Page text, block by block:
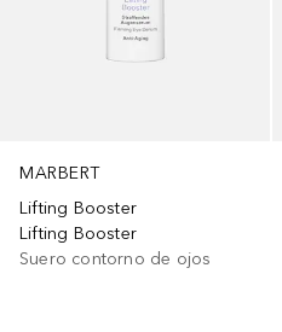
MARBERT
Lifting Booster
Lifting Booster
Suero contorno de ojos